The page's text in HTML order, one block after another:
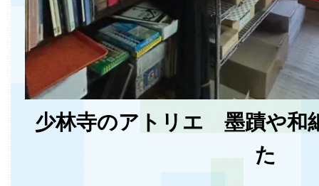
少林寺のアトリエ 墨蹟や和
た